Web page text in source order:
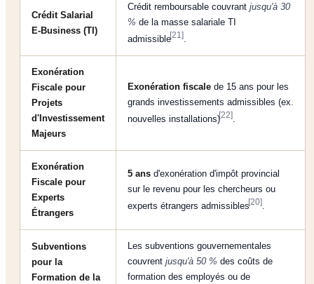
Crédit Salarial
E-Business (TI)
Crédit remboursable couvrant jusqu'à 30
% de la masse salariale TI
admissible[21]
Exonération
Fiscale pour
Projets
d'Investissement
Majeurs
Exonération fiscale de 15 ans pour les
grands investissements admissibles (ex.
nouvelles installations)[22]
Exonération
Fiscale pour
Experts
Étrangers
5 ans d'exonération d'impôt provincial
sur le revenu pour les chercheurs ou
experts étrangers admissibles[20]
Subventions
pour la
Formation de la
Les subventions gouvernementales
couvrent jusqu'à 50 % des coûts de
formation des employés ou de